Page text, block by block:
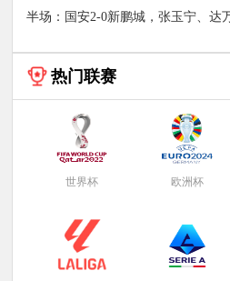
半场：国安2-0新鹏城，张玉宁、达
热门联赛
世界杯 欧洲杯